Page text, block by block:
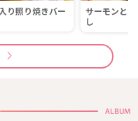
り照り焼きバー
サーモンと
し
ALBUM